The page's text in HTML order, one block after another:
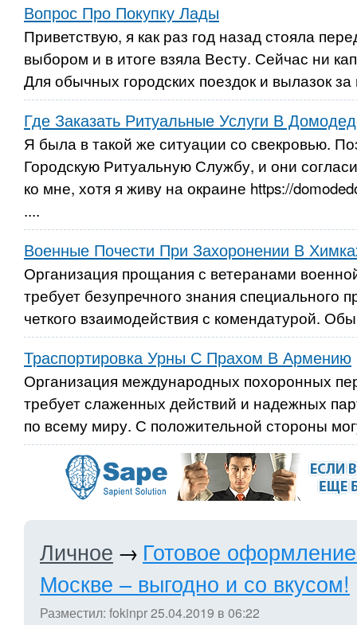
Вопрос Про Покупку Лады
Приветствую, я как раз год назад стояла
выбором и в итоге взяла Весту. Сейчас ни
Для обычных городских поездок и вылазок за
Где Заказать Ритуальные Услуги В
Я была в такой же ситуации со свекровью.
Городскую Ритуальную Службу, и они
ко мне, хотя я живу на окраине https://
....
Военные Почести При Захоронении В
Организация прощания с ветеранами
требует безупречного знания специального
четкого взаимодействия с комендатурой.
Траспортировка Урны С Прахом В Армению
Организация международных похоронных
требует слаженных действий и надежных
по всему миру. С положительной стороны
Личное → Готовое
Москве – выгодно и со вкусом!
Разместил: fokinpr25.04.2019 в 06:22